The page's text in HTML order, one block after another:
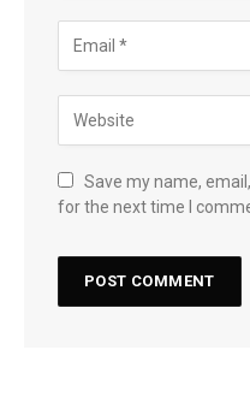
Save my name,
for the next time I